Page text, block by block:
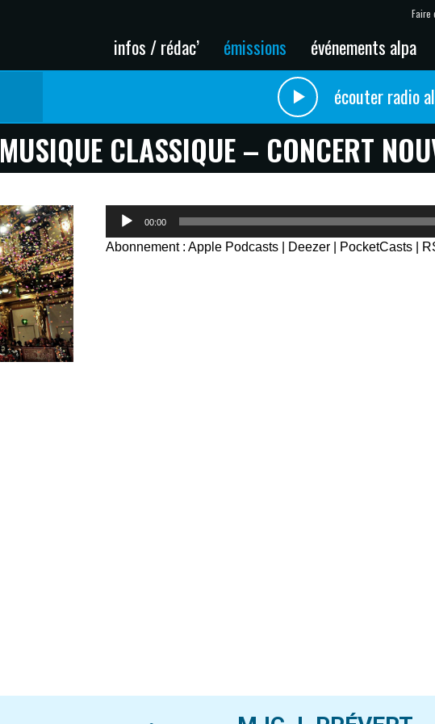
Faire
infos / rédac’ émissions événements alpa
écouter radio
MUSIQUE CLASSIQUE – CONCERT
Lecteur
00:00
Abonnement :Apple Podcasts Deezer PocketCasts